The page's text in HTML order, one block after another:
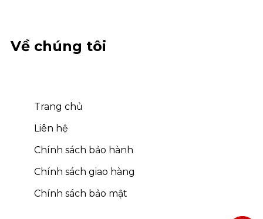
Về chúng tôi
Trang chủ
Liên hệ
Chính sách bảo hành
Chính sách giao hàng
Chính sách bảo mật